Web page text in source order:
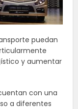
puedan
y aumentar
con una
a diferentes